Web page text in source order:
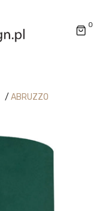
0
/ ABRUZZO